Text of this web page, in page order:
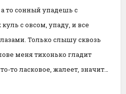
то сонный упадешь с
куль с овсом, упаду, и все
Только слышу сквозь
меня тихонько гладит
то ласковое, жалеет, значит…